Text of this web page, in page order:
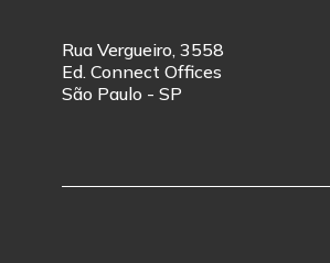
Rua Vergueiro, 3558
Ed. Connect Offices
São Paulo - SP